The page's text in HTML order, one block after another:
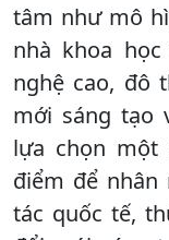
tâm như mô
nhà khoa
nghệ cao, đô
mới sáng tạo
lựa chọn
điểm để
tác quốc tế,